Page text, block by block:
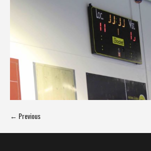
← Previous